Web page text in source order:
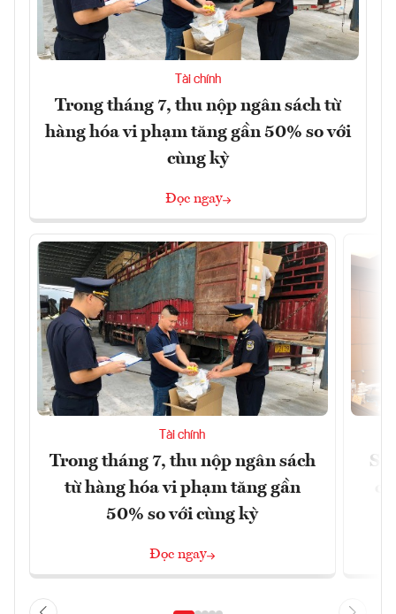
Tài chính
Trong tháng 7, thu nộp ngân sách từ
hàng hóa vi phạm tăng gần 50% so với
cùng kỳ
Đọc ngay
Tài chính
Trong tháng 7, thu nộp ngân sách
từ hàng hóa vi phạm tăng gần
50% so với cùng kỳ
Đọc ngay